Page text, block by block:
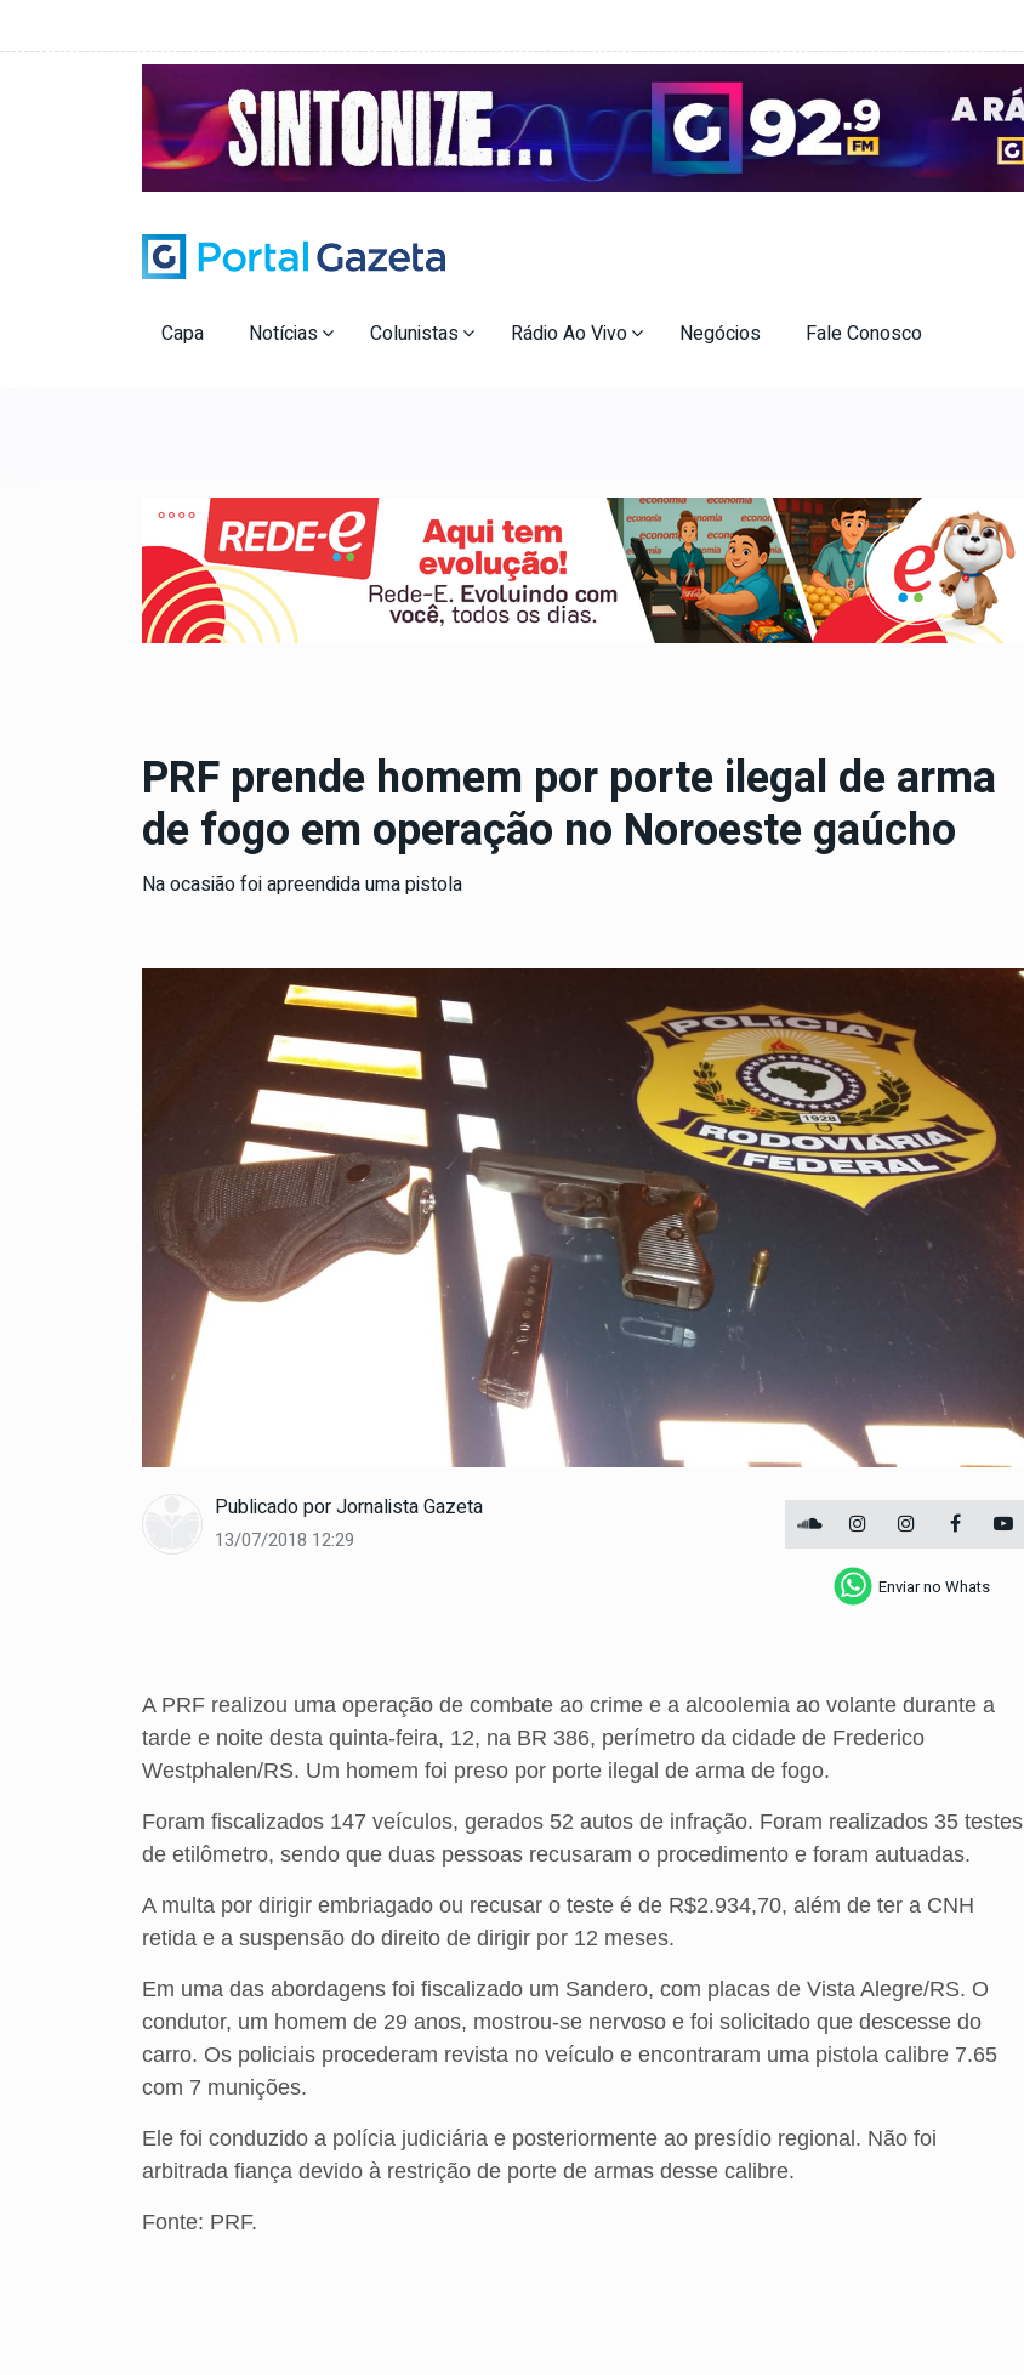
Capa Notícias Colunistas Rádio Ao Vivo Negócios Fale Conosco
PRF prende homem por porte ilegal de arma
de fogo em operação no Noroeste gaúcho
Na ocasião foi apreendida uma pistola
Publicado porJornalista Gazeta
13/07/2018 12:29
Enviar no Whats
A PRF realizou uma operação de combate ao crime e a alcoolemia ao volante durante a
tarde e noite desta quinta-feira, 12, na BR 386, perímetro da cidade de Frederico
Westphalen/RS. Um homem foi preso por porte ilegal de arma de fogo.
Foram fiscalizados 147 veículos, gerados 52 autos de infração. Foram realizados 35 testes
de etilômetro, sendo que duas pessoas recusaram o procedimento e foram autuadas.
A multa por dirigir embriagado ou recusar o teste é de R$2.934,70, além de ter a CNH
retida e a suspensão do direito de dirigir por 12 meses.
Em uma das abordagens foi fiscalizado um Sandero, com placas de Vista Alegre/RS. O
condutor, um homem de 29 anos, mostrou-se nervoso e foi solicitado que descesse do
carro. Os policiais procederam revista no veículo e encontraram uma pistola calibre 7.65
com 7 munições.
Ele foi conduzido a polícia judiciária e posteriormente ao presídio regional. Não foi
arbitrada fiança devido à restrição de porte de armas desse calibre.
Fonte: PRF.